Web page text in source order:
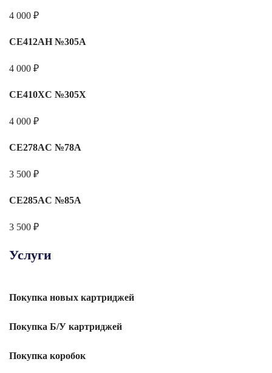
4 000 ₽
CE412AH №305A
4 000 ₽
CE410XC №305X
4 000 ₽
CE278AC №78A
3 500 ₽
CE285AC №85A
3 500 ₽
Услуги
Покупка новых картриджей
Покупка Б/У картриджей
Покупка коробок